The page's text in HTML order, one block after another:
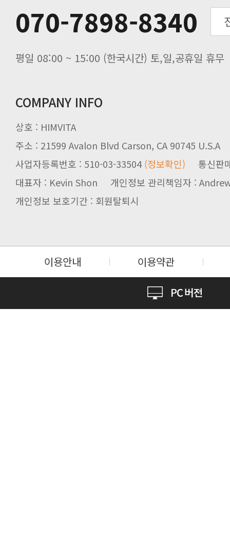
노동절(9월3일) 배송업무 안내
입금 고객님을 찾습니다.
070-7898-8340
평일 08:00 ~ 15:00 (한국시간) 토,일,공휴일 휴무
COMPANY INFO
상호 : HIMVITA
주소 : 21599 Avalon Blvd Carson, CA 90745 U.S.A
사업자등록번호 : 510-03-33504(정보확인) 통신판
대표자 : Kevin Shon 개인정보 관리책임자 :
개인정보 보호기간 : 회원탈퇴시
이용안내 이용약관